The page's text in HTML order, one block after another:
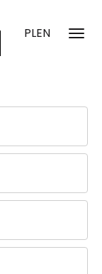
PLEN